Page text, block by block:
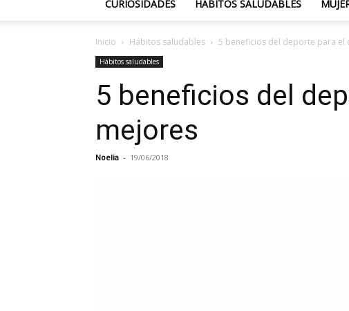
CURIOSIDADES HÁBITOS SALUDABLES
Inicio Hábitos saludables 5 beneficios del deporte para el
Hábitos saludables
5 beneficios del
mejores
Noelia - 19/06/2018